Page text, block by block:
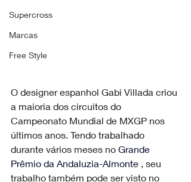
Supercross
Marcas
Free Style
O designer espanhol Gabi Villada criou
a maioria dos circuitos do
Campeonato Mundial de MXGP nos
últimos anos. Tendo trabalhado
durante vários meses no Grande
Prêmio da Andaluzia-Almonte , seu
trabalho também pode ser visto no